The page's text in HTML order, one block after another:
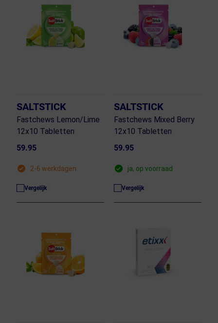
SALTSTICK
Fastchews Lemon/Lime
12x10 Tabletten
59.95
2-6 werkdagen
Vergelijk
SALTSTICK
Fastchews Mixed Berry
12x10 Tabletten
59.95
ja, op voorraad
Vergelijk